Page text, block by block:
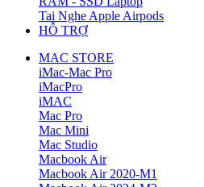
Tai Nghe Apple Airpods
HỖ TRỢ
MAC STORE
iMac-Mac Pro
iMacPro
iMAC
Mac Pro
Mac Mini
Mac Studio
Macbook Air
Macbook Air 2020-M1